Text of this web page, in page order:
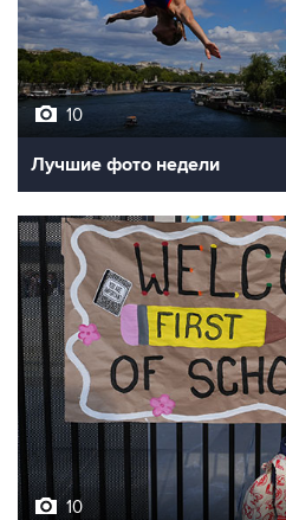
10
Лучшие фото недели
10